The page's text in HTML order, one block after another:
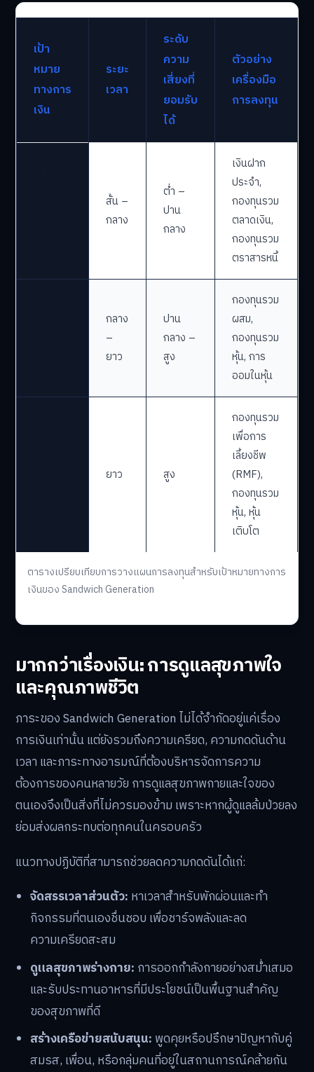
ตารางเปรียบเทียบการวางแผนการลงทุนสำหรับเป้าหมายทางการ
เงินของ Sandwich Generation
เป้า
หมาย
ทางการ
เงิน
ระยะ
เวลา
ระดับ
ความ
เสี่ยงที่
ยอมรับ
ได้
ตัวอย่าง
เครื่องมือ
การลงทุน
สั้น –
กลาง
ต่ำ –
ปาน
กลาง
เงินฝาก
ประจำ,
กองทุนรวม
ตลาดเงิน,
กองทุนรวม
ตราสารหนี้
กลาง
–
ยาว
ปาน
กลาง –
สูง
กองทุนรวม
ผสม,
กองทุนรวม
หุ้น, การ
ออมในหุ้น
ยาว สูง
กองทุนรวม
เพื่อการ
เลี้ยงชีพ
(RMF),
กองทุนรวม
หุ้น, หุ้น
เติบโต
มากกว่าเรื่องเงิน: การดูแลสุขภาพใจ
และคุณภาพชีวิต
ภาระของ Sandwich Generation ไม่ได้จำกัดอยู่แค่เรื่อง
การเงินเท่านั้น แต่ยังรวมถึงความเครียด, ความกดดันด้าน
เวลา และภาระทางอารมณ์ที่ต้องบริหารจัดการความ
ต้องการของคนหลายวัย การดูแลสุขภาพกายและใจของ
ตนเองจึงเป็นสิ่งที่ไม่ควรมองข้าม เพราะหากผู้ดูแลล้มป่วยลง
ย่อมส่งผลกระทบต่อทุกคนในครอบครัว
แนวทางปฏิบัติที่สามารถช่วยลดความกดดันได้แก่:
จัดสรรเวลาส่วนตัว: หาเวลาสำหรับพักผ่อนและทำ
กิจกรรมที่ตนเองชื่นชอบ เพื่อชาร์จพลังและลด
ความเครียดสะสม
ดูแลสุขภาพร่างกาย: การออกกำลังกายอย่างสม่ำเสมอ
และรับประทานอาหารที่มีประโยชน์เป็นพื้นฐานสำคัญ
ของสุขภาพที่ดี
สร้างเครือข่ายสนับสนุน: พูดคุยหรือปรึกษาปัญหากับคู่
สมรส, เพื่อน, หรือกลุ่มคนที่อยู่ในสถานการณ์คล้ายกัน